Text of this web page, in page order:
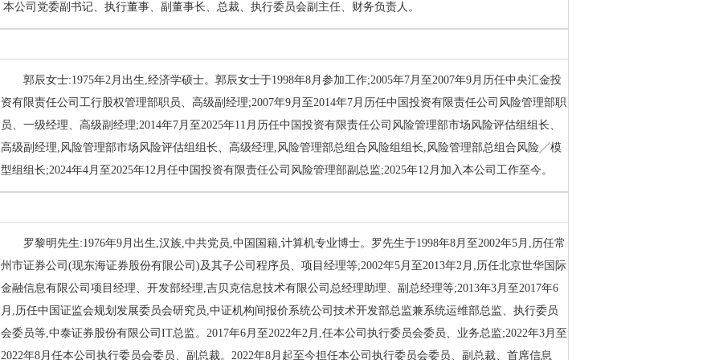
本公司党委副书记、执行董事、副董事长、总裁、执行委员会副主任、财务负责人。
郭辰女士:1975年2月出生,经济学硕士。郭辰女士于1998年8月参加工作;2005年7月至2007年9月历任中央汇金投
资有限责任公司工行股权管理部职员、高级副经理;2007年9月至2014年7月历任中国投资有限责任公司风险管理部职
员、一级经理、高级副经理;2014年7月至2025年11月历任中国投资有限责任公司风险管理部市场风险评估组组长、
高级副经理,风险管理部市场风险评估组组长、高级经理,风险管理部总组合风险组组长,风险管理部总组合风险╱模
型组组长;2024年4月至2025年12月任中国投资有限责任公司风险管理部副总监;2025年12月加入本公司工作至今。
罗黎明先生:1976年9月出生,汉族,中共党员,中国国籍,计算机专业博士。罗先生于1998年8月至2002年5月,历任常
州市证券公司(现东海证券股份有限公司)及其子公司程序员、项目经理等;2002年5月至2013年2月,历任北京世华国际
金融信息有限公司项目经理、开发部经理,吉贝克信息技术有限公司总经理助理、副总经理等;2013年3月至2017年6
月,历任中国证监会规划发展委员会研究员,中证机构间报价系统公司技术开发部总监兼系统运维部总监、执行委员
会委员等,中泰证券股份有限公司IT总监。2017年6月至2022年2月,任本公司执行委员会委员、业务总监;2022年3月至
2022年8月任本公司执行委员会委员、副总裁。2022年8月起至今担任本公司执行委员会委员、副总裁、首席信息